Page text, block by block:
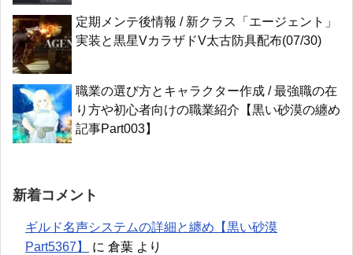
定期メンテ後情報 / 新クラス「エージェント」
実装と黒星VカラザドV太古防具配布(07/30)
職業の選び方とキャラクター作成 / 最強職の在
り方や初心者向けの職業紹介【黒い砂漠の纏め
記事Part003】
新着コメント
ギルド名声システムの詳細と纏め【黒い砂漠
Part5367】
に 倉葉 より